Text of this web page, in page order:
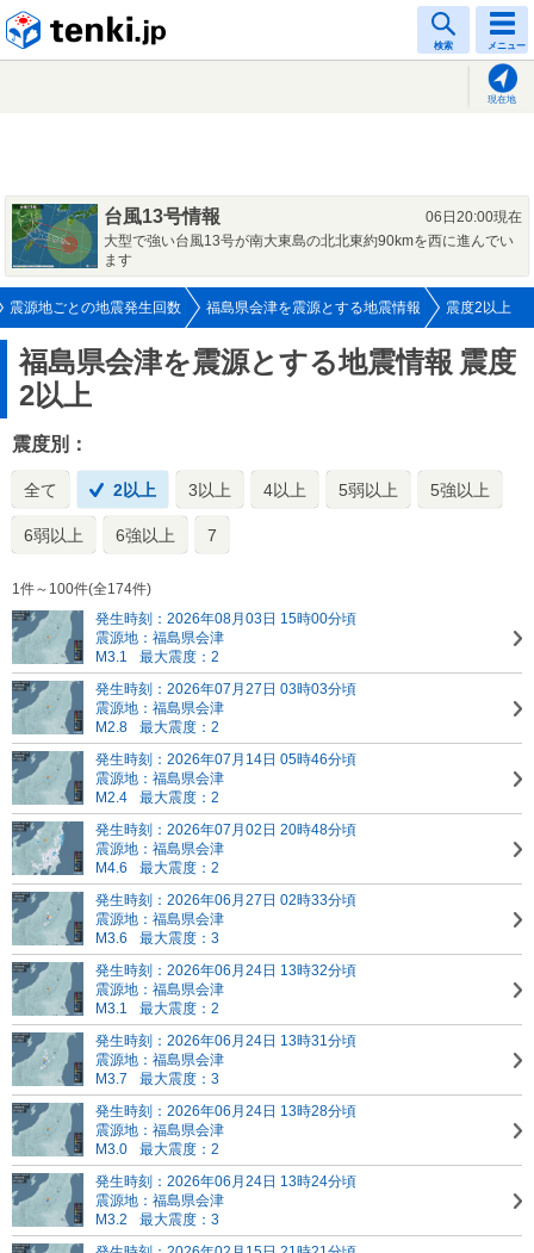
検索 メニュー
現在地
台風13号情報
06日20:00現在
大型で強い台風13号が南大東島の北北東約90kmを西に進んでい
ます
震源地ごとの地震発生回数 福島県会津を震源とする地震情報 震度2以上
福島県会津を震源とする地震情報 震度
2以上
震度別：
全て 2以上 3以上 4以上 5弱以上 5強以上
6弱以上 6強以上 7
1件～100件(全174件)
発生時刻：2026年08月03日 15時00分頃
震源地：福島県会津
M3.1
最大震度：2
発生時刻：2026年07月27日 03時03分頃
震源地：福島県会津
M2.8
最大震度：2
発生時刻：2026年07月14日 05時46分頃
震源地：福島県会津
M2.4
最大震度：2
発生時刻：2026年07月02日 20時48分頃
震源地：福島県会津
M4.6
最大震度：2
発生時刻：2026年06月27日 02時33分頃
震源地：福島県会津
M3.6
最大震度：3
発生時刻：2026年06月24日 13時32分頃
震源地：福島県会津
M3.1
最大震度：2
発生時刻：2026年06月24日 13時31分頃
震源地：福島県会津
M3.7
最大震度：3
発生時刻：2026年06月24日 13時28分頃
震源地：福島県会津
M3.0
最大震度：2
発生時刻：2026年06月24日 13時24分頃
震源地：福島県会津
M3.2
最大震度：3